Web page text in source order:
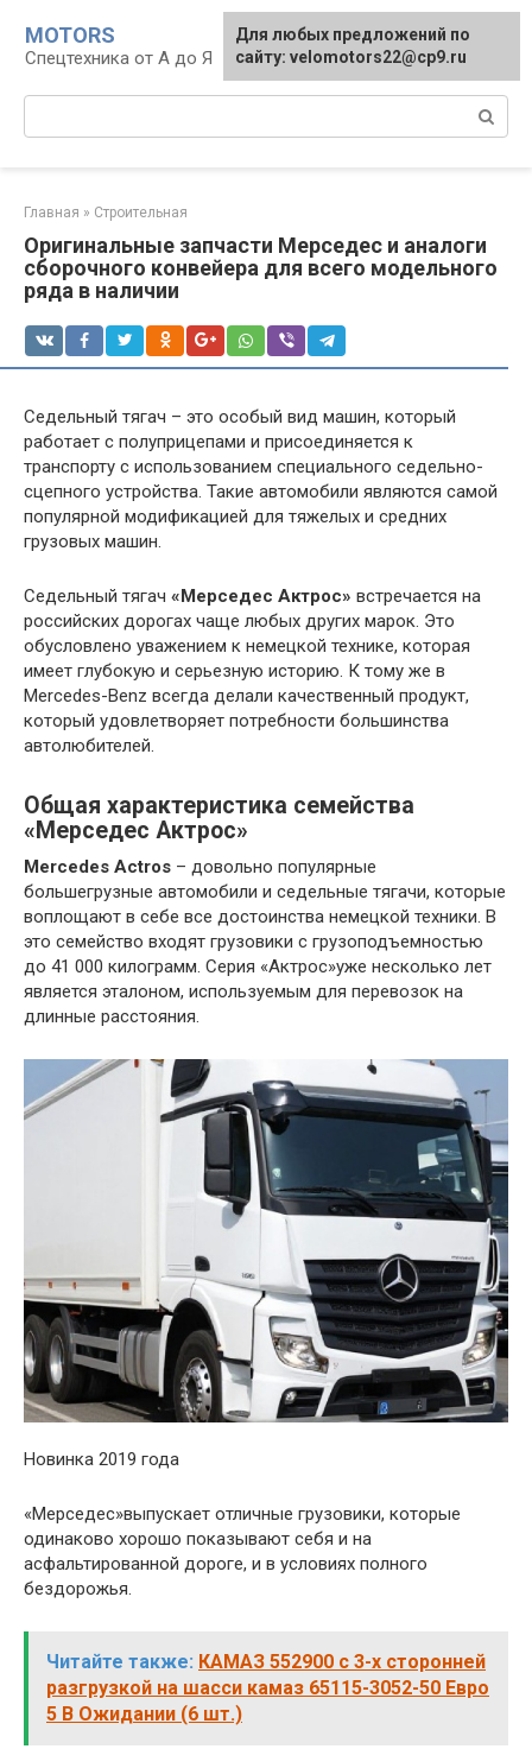
контенту
MOTORS
Спецтехника от А до Я
Главная » Строительная
Оригинальные запчасти Мерседес и аналоги
сборочного конвейера для всего модельного
ряда в наличии
Седельный тягач – это особый вид машин, который
работает с полуприцепами и присоединяется к
транспорту с использованием специального седельно-
сцепного устройства. Такие автомобили являются самой
популярной модификацией для тяжелых и средних
грузовых машин.
Седельный тягач «Мерседес Актрос» встречается на
российских дорогах чаще любых других марок. Это
обусловлено уважением к немецкой технике, которая
имеет глубокую и серьезную историю. К тому же в
Mercedes-Benz всегда делали качественный продукт,
который удовлетворяет потребности большинства
автолюбителей.
Общая характеристика семейства
«Мерседес Актрос»
Mercedes Actros – довольно популярные
большегрузные автомобили и седельные тягачи, которые
воплощают в себе все достоинства немецкой техники. В
это семейство входят грузовики с грузоподъемностью
до 41 000 килограмм. Серия «Актрос»уже несколько лет
является эталоном, используемым для перевозок на
длинные расстояния.
Новинка 2019 года
«Мерседес»выпускает отличные грузовики, которые
одинаково хорошо показывают себя и на
асфальтированной дороге, и в условиях полного
бездорожья.
Читайте также: КАМАЗ 552900 с 3-х сторонней
разгрузкой на шасси камаз 65115-3052-50 Евро
5 В Ожидании (6 шт.)
Для любых предложений по
сайту: velomotors22@cp9.ru